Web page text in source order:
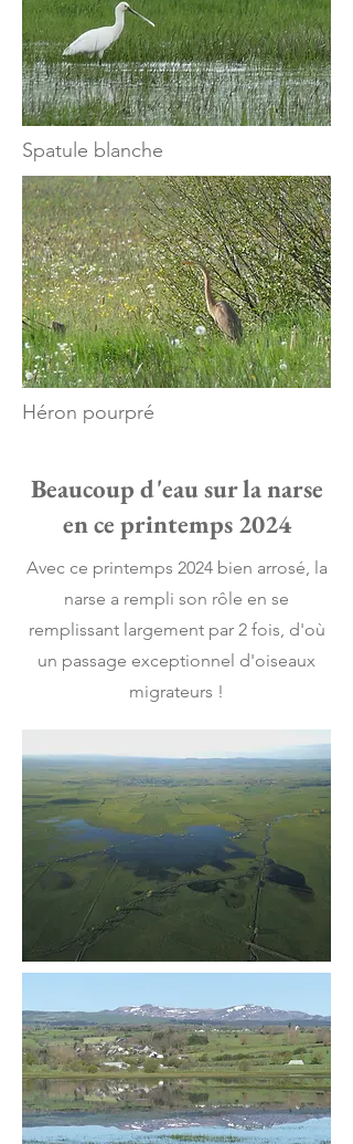
Spatule blanche
Héron pourpré
Beaucoup d'eau sur la narse
en ce printemps 2024
Avec ce printemps 2024 bien arrosé, la
narse a rempli son rôle en se
remplissant largement par 2 fois, d'où
un passage exceptionnel d'oiseaux
migrateurs !